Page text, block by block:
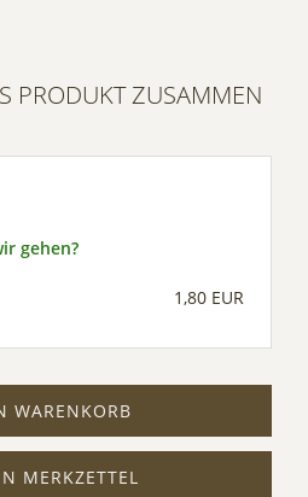
PRODUKT ZUSAMMEN
gehen?
1,80 EUR
WARENKORB
MERKZETTEL